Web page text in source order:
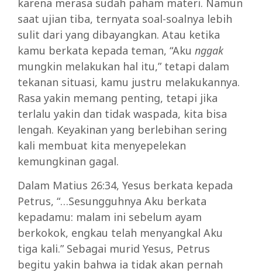
saat ujian tiba, ternyata soal-soalnya lebih
sulit dari yang dibayangkan. Atau ketika
kamu berkata kepada teman, “Aku nggak
mungkin melakukan hal itu,” tetapi dalam
tekanan situasi, kamu justru melakukannya.
Rasa yakin memang penting, tetapi jika
terlalu yakin dan tidak waspada, kita bisa
lengah. Keyakinan yang berlebihan sering
kali membuat kita menyepelekan
kemungkinan gagal.
Dalam Matius 26:34, Yesus berkata kepada
Petrus, “…Sesungguhnya Aku berkata
kepadamu: malam ini sebelum ayam
berkokok, engkau telah menyangkal Aku
tiga kali.” Sebagai murid Yesus, Petrus
begitu yakin bahwa ia tidak akan pernah